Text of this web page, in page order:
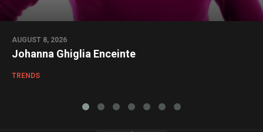
AUGUST 8, 2026
Johanna Ghiglia Enceinte
TRENDS